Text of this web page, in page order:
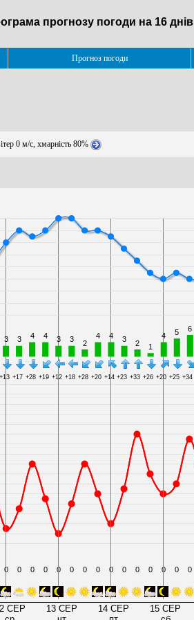
прогнозу погоди на 16 днів
Прогноз погоди
0 м/с, хмарність 80%